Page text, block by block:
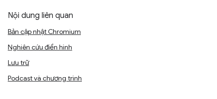
Nội dung liên quan
Bản cập nhật Chromium
Nghiên cứu điển hình
Lưu trữ
Podcast và chương trình